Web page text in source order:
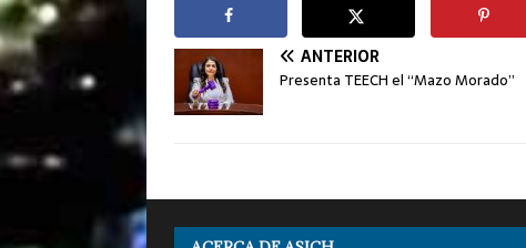
ANTERIOR
Presenta TEECH el “Mazo Morado”